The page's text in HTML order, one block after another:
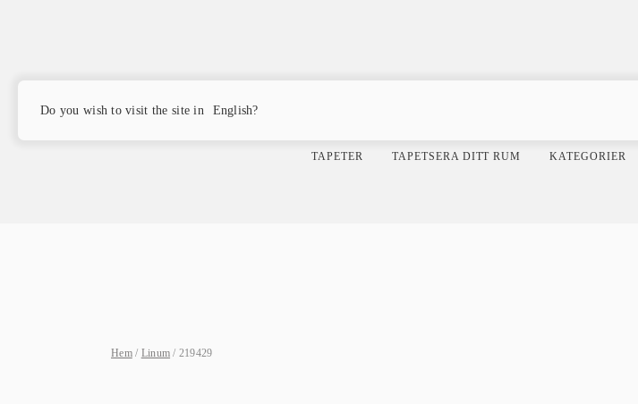
TAPETER TAPETSERA DITT RUM KATEGORIER
Hem/ Linum / 219429
Do you wish to visit the site in English?